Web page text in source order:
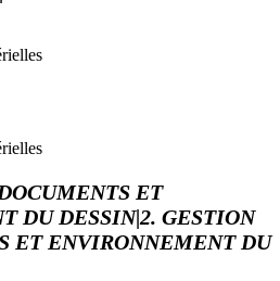
ET
DU DESSIN|2. GESTION
ET ENVIRONNEMENT DU